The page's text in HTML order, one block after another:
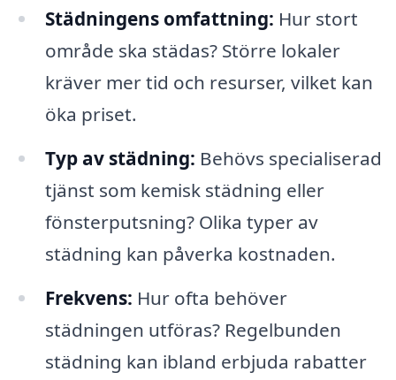
Städningens omfattning: Hur stort
område ska städas? Större lokaler
kräver mer tid och resurser, vilket kan
öka priset.
Typ av städning: Behövs specialiserad
tjänst som kemisk städning eller
fönsterputsning? Olika typer av
städning kan påverka kostnaden.
Frekvens: Hur ofta behöver
städningen utföras? Regelbunden
städning kan ibland erbjuda rabatter